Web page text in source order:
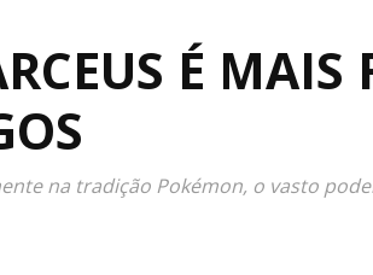
É
na tradição Pokémon, o vasto